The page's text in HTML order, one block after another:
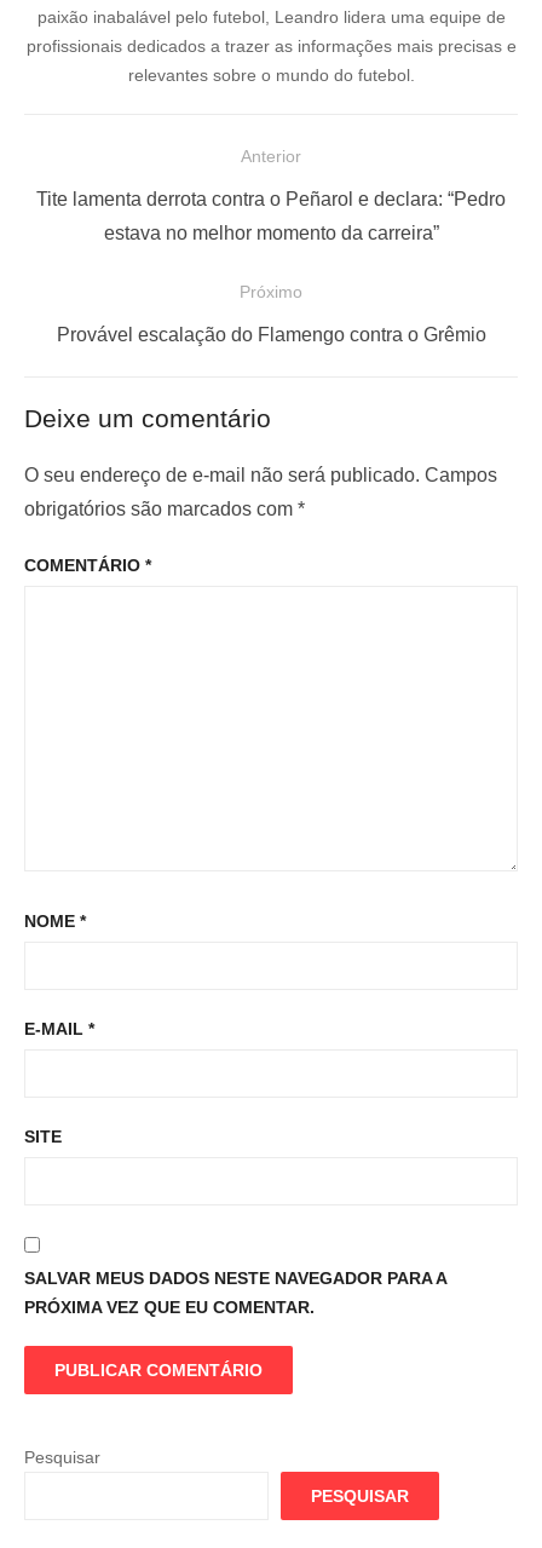
paixão inabalável pelo futebol, Leandro lidera uma equipe de
profissionais dedicados a trazer as informações mais precisas e
relevantes sobre o mundo do futebol.
a
ã
d
e
P
Anterior
P
r
i
r
Tite lamenta derrota contra o Peñarol e declara: “Pedro
estava no melhor momento da carreira”
Próximo
P
i
m
p
Provável escalação do Flamengo contra o Grêmio
Deixe um comentário
O seu endereço de e-mail não será publicado. Campos
obrigatórios são marcados com *
COMENTÁRIO *
NOME *
E-MAIL *
SITE
SALVAR MEUS DADOS NESTE NAVEGADOR PARA A
PRÓXIMA VEZ QUE EU COMENTAR.
Pesquisar
PESQUISAR